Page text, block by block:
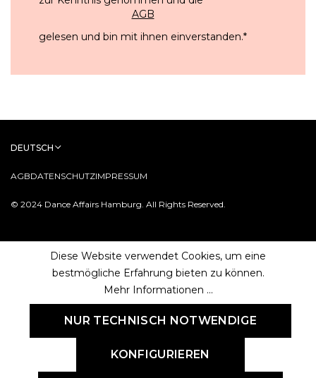
AGB
gelesen und bin mit ihnen einverstanden.*
© 2024 Dance Affairs Hamburg. All Rights Reserved.
AGBDATENSCHUTZIMPRESSUM
DEUTSCH
Diese Website verwendet Cookies, um eine
bestmögliche Erfahrung bieten zu können.
Mehr Informationen ...
NUR TECHNISCH NOTWENDIGE
KONFIGURIEREN